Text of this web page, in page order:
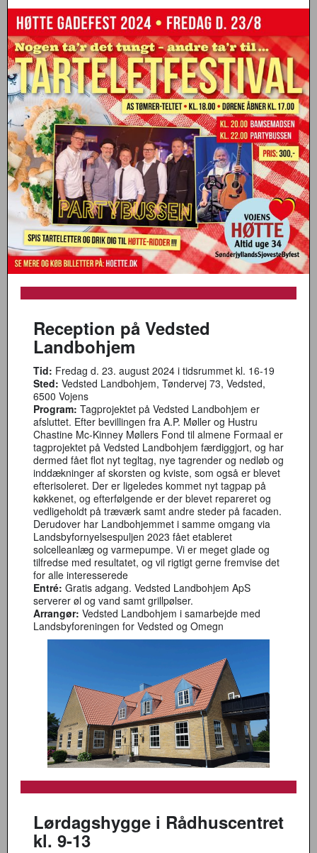
Reception på Vedsted
Landbohjem
Tid: Fredag d. 23. august 2024 i tidsrummet kl. 16-19
Sted: Vedsted Landbohjem, Tøndervej 73, Vedsted,
6500 Vojens
Program: Tagprojektet på Vedsted Landbohjem er
afsluttet. Efter bevillingen fra A.P. Møller og Hustru
Chastine Mc-Kinney Møllers Fond til almene Formaal er
tagprojektet på Vedsted Landbohjem færdiggjort, og har
dermed fået flot nyt tegltag, nye tagrender og nedløb og
inddækninger af skorsten og kviste, som også er blevet
efterisoleret. Der er ligeledes kommet nyt tagpap på
køkkenet, og efterfølgende er der blevet repareret og
vedligeholdt på træværk samt andre steder på facaden.
Derudover har Landbohjemmet i samme omgang via
Landsbyfornyelsespuljen 2023 fået etableret
solcelleanlæg og varmepumpe. Vi er meget glade og
tilfredse med resultatet, og vil rigtigt gerne fremvise det
for alle interesserede
Entré: Gratis adgang. Vedsted Landbohjem ApS
serverer øl og vand samt grillpølser.
Arrangør: Vedsted Landbohjem i samarbejde med
Landsbyforeningen for Vedsted og Omegn
Lørdagshygge i Rådhuscentret
kl. 9-13